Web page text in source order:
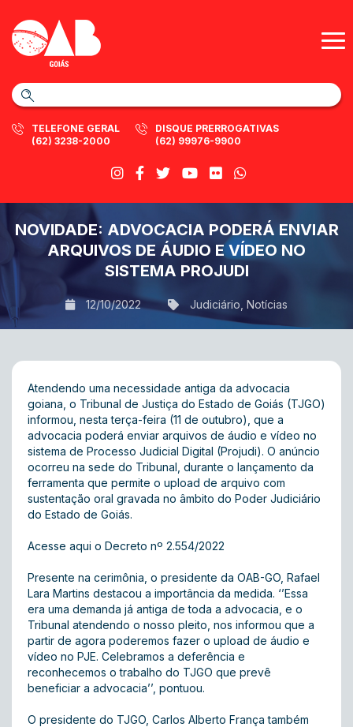
TELEFONE GERAL
(62) 3238-2000
DISQUE PRERROGATIVAS
(62) 99976-9900
NOVIDADE: ADVOCACIA PODERÁ ENVIAR
ARQUIVOS DE ÁUDIO E VÍDEO NO
SISTEMA PROJUDI
12/10/2022 Judiciário Notícias
Atendendo uma necessidade antiga da advocacia
goiana, o Tribunal de Justiça do Estado de Goiás (TJGO)
informou, nesta terça-feira (11 de outubro), que a
advocacia poderá enviar arquivos de áudio e vídeo no
sistema de Processo Judicial Digital (Projudi). O anúncio
ocorreu na sede do Tribunal, durante o lançamento da
ferramenta que permite o upload de arquivo com
sustentação oral gravada no âmbito do Poder Judiciário
do Estado de Goiás.
Acesse aqui o Decreto nº 2.554/2022
Presente na cerimônia, o presidente da OAB-GO, Rafael
Lara Martins destacou a importância da medida. ‘’Essa
era uma demanda já antiga de toda a advocacia, e o
Tribunal atendendo o nosso pleito, nos informou que a
partir de agora poderemos fazer o upload de áudio e
vídeo no PJE. Celebramos a deferência e
reconhecemos o trabalho do TJGO que prevê
beneficiar a advocacia’’, pontuou.
O presidente do TJGO, Carlos Alberto França também